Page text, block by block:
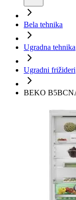
Bela tehnika
Ugradna tehnika
Ugradni frižideri
BEKO